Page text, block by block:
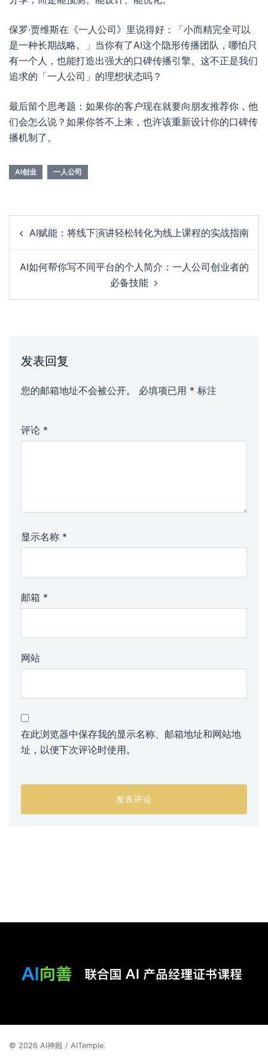
保罗·贾维斯在《一人公司》里说得好：「小而精完全可以
是一种长期战略。」当你有了AI这个隐形传播团队，哪怕只
有一个人，也能打造出强大的口碑传播引擎。这不正是我们
追求的「一人公司」的理想状态吗？
最后留个思考题：如果你的客户现在就要向朋友推荐你，他
们会怎么说？如果你答不上来，也许该重新设计你的口碑传
播机制了。
AI创业 一人公司
navigation
AI赋能：将线下演讲轻松转化为线上课程的实战指南
AI如何帮你写不同平台的个人简介：一人公司创业者的
必备技能
发表回复
您的邮箱地址不会被公开。 必填项已用 * 标注
评论 *
显示名称 *
邮箱 *
网站
在此浏览器中保存我的显示名称、邮箱地址和网站地
址，以便下次评论时使用。
© 2026 AI神殿 / AITemple.